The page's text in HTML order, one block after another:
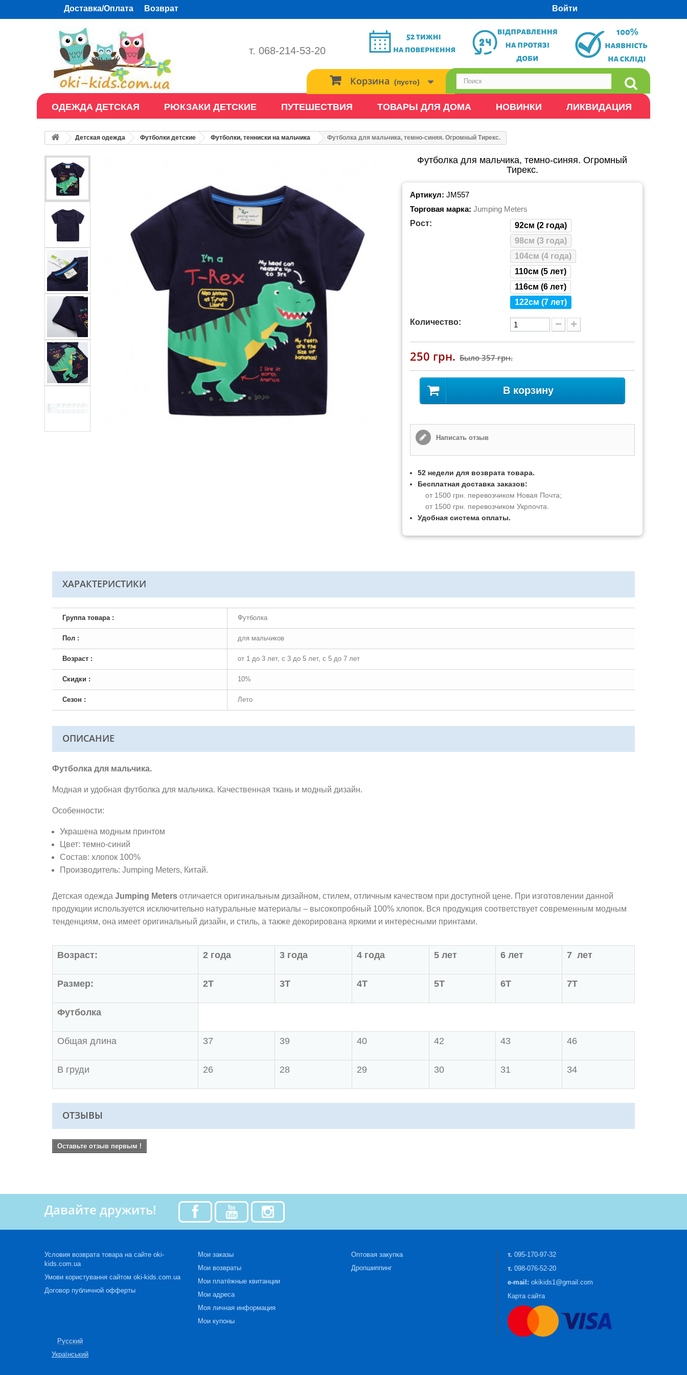
Доставка/Оплата Возврат Войти
т. 068-214-53-20
Корзина (пусто)
ОДЕЖДА ДЕТСКАЯ РЮКЗАКИ ДЕТСКИЕ ПУТЕШЕСТВИЯ ТОВАРЫ ДЛЯ ДОМА НОВИНКИ ЛИКВИДАЦИЯ
Детская одежда Футболки детские Футболки, тенниски на мальчика Футболка для мальчика, темно-синяя. Огромный Тирекс.
Футболка для мальчика, темно-синяя. Огромный
Тирекс.
Артикул: JM557
Торговая марка: Jumping Meters
Рост:
92см (2 года)
98см (3 года)
104см (4 года)
110см (5 лет)
116см (6 лет)
122см (7 лет)
Количество:
250 грн. Было357 грн.
В корзину
Написать отзыв
52 недели для возврата товара.
Бесплатная доставка заказов:
от 1500 грн. перевозчиком Новая Почта;
от 1500 грн. перевозчиком Укрпочта.
Удобная система оплаты.
ХАРАКТЕРИСТИКИ
Группа товара : Футболка
Пол : для мальчиков
Возраст : от 1 до 3 лет, с 3 до 5 лет, с 5 до 7 лет
Скидки : 10%
Сезон : Лето
ОПИСАНИЕ
Футболка для мальчика.
Модная и удобная футболка для мальчика. Качественная ткань и модный дизайн.
Особенности:
Украшена модным принтом
Цвет: темно-синий
Состав: хлопок 100%
Производитель: Jumping Meters, Китай.
Детская одежда Jumping Meters отличается оригинальным дизайном, стилем, отличным качеством при доступной цене. При изготовлении данной
продукции используется исключительно натуральные материалы – высокопробный 100% хлопок. Вся продукция соответствует современным модным
тенденциям, она имеет оригинальный дизайн, и стиль, а также декорирована яркими и интересными принтами.
Возраст: 2 года 3 года 4 года 5 лет 6 лет 7 лет
Размер: 2Т 3Т 4Т 5Т 6Т 7Т
Футболка
Общая длина 37 39 40 42 43 46
В груди 26 28 29 30 31 34
ОТЗЫВЫ
Оставьте отзыв первым !
Давайте дружить!
Условия возврата товара на сайте oki-
kids.com.ua
Умови користування сайтом oki-kids.com.ua
Договор публичной офферты
Мои заказы
Мои возвраты
Мои платёжные квитанции
Мои адреса
Моя личная информация
Мои купоны
Оптовая закупка
Дропшиппинг
т. 095-170-97-32
т. 098-076-52-20
e-mail: okikids1@gmail.com
Карта сайта
Русский
Український